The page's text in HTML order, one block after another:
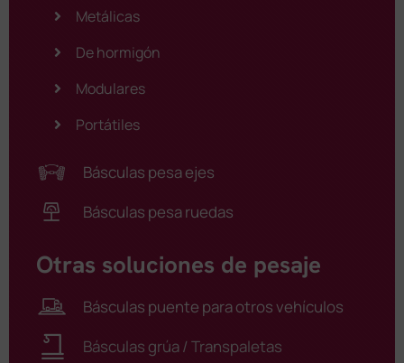
Metálicas
De hormigón
Modulares
Portátiles
Básculas pesa ejes
Básculas pesa ruedas
Otras soluciones de pesaje
Básculas puente para otros vehículos
Básculas grúa / Transpaletas